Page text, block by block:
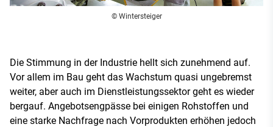
© Wintersteiger
Die Stimmung in der Industrie hellt sich zunehmend auf.
Vor allem im Bau geht das Wachstum quasi ungebremst
weiter, aber auch im Dienstleistungssektor geht es wieder
bergauf. Angebotsengpässe bei einigen Rohstoffen und
eine starke Nachfrage nach Vorprodukten erhöhen jedoch